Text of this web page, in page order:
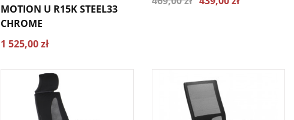
MOTION U R15K STEEL33
CHROME
1 525,00 zł